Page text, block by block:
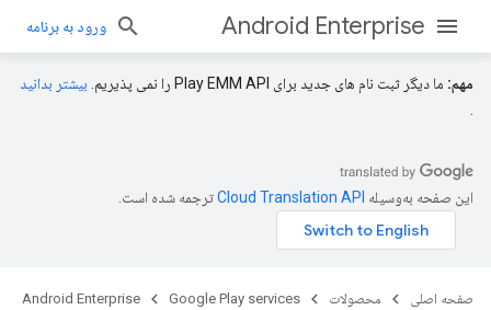
Android Enterprise ورود به برنامه
مهم: ما دیگر ثبت نام های جدید برای Play EMM API را نمی پذیریم.
بیشتر بدانید
این صفحه به‌وسیله ترجمه شده است.
صفحه اصلی محصولات Google Play services
Android Enterprise